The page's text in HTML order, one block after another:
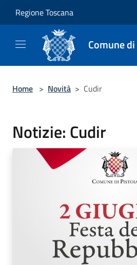
Regione Toscana
Comune
Home > Novità > Cudir
Notizie: Cudir